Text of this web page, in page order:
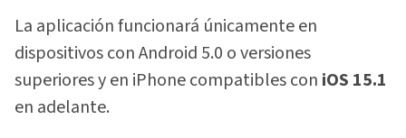
La aplicación funcionará únicamente en
dispositivos con Android 5.0 o versiones
superiores y en iPhone compatibles con iOS 15.1
en adelante.